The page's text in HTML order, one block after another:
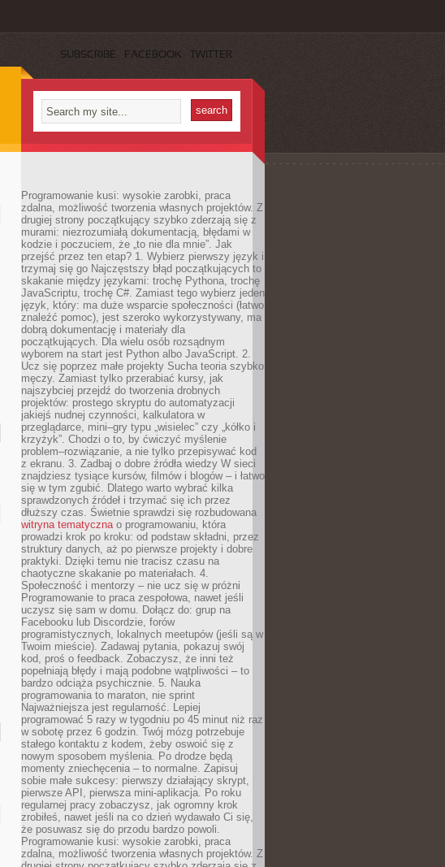
SUBSCRIBE FACEBOOK TWITTER
Programowanie kusi: wysokie zarobki, praca
zdalna, możliwość tworzenia własnych projektów. Z
drugiej strony początkujący szybko zderzają się z
murami: niezrozumiałą dokumentacją, błędami w
kodzie i poczuciem, że „to nie dla mnie”. Jak
przejść przez ten etap? 1. Wybierz pierwszy język i
trzymaj się go Najczęstszy błąd początkujących to
skakanie między językami: trochę Pythona, trochę
JavaScriptu, trochę C#. Zamiast tego wybierz jeden
język, który: ma duże wsparcie społeczności (łatwo
znaleźć pomoc), jest szeroko wykorzystywany, ma
dobrą dokumentację i materiały dla
początkujących. Dla wielu osób rozsądnym
wyborem na start jest Python albo JavaScript. 2.
Ucz się poprzez małe projekty Sucha teoria szybko
męczy. Zamiast tylko przerabiać kursy, jak
najszybciej przejdź do tworzenia drobnych
projektów: prostego skryptu do automatyzacji
jakiejś nudnej czynności, kalkulatora w
przeglądarce, mini–gry typu „wisielec” czy „kółko i
krzyżyk”. Chodzi o to, by ćwiczyć myślenie
problem–rozwiązanie, a nie tylko przepisywać kod
z ekranu. 3. Zadbaj o dobre źródła wiedzy W sieci
znajdziesz tysiące kursów, filmów i blogów – i łatwo
się w tym zgubić. Dlatego warto wybrać kilka
sprawdzonych źródeł i trzymać się ich przez
dłuższy czas. Świetnie sprawdzi się rozbudowana
witryna tematycznao programowaniu, która
prowadzi krok po kroku: od podstaw składni, przez
struktury danych, aż po pierwsze projekty i dobre
praktyki. Dzięki temu nie tracisz czasu na
chaotyczne skakanie po materiałach. 4.
Społeczność i mentorzy – nie ucz się w próżni
Programowanie to praca zespołowa, nawet jeśli
uczysz się sam w domu. Dołącz do: grup na
Facebooku lub Discordzie, forów
programistycznych, lokalnych meetupów (jeśli są w
Twoim mieście). Zadawaj pytania, pokazuj swój
kod, proś o feedback. Zobaczysz, że inni też
popełniają błędy i mają podobne wątpliwości – to
bardzo odciąża psychicznie. 5. Nauka
programowania to maraton, nie sprint
Najważniejsza jest regularność. Lepiej
programować 5 razy w tygodniu po 45 minut niż raz
w sobotę przez 6 godzin. Twój mózg potrzebuje
stałego kontaktu z kodem, żeby oswoić się z
nowym sposobem myślenia. Po drodze będą
momenty zniechęcenia – to normalne. Zapisuj
sobie małe sukcesy: pierwszy działający skrypt,
pierwsze API, pierwsza mini-aplikacja. Po roku
regularnej pracy zobaczysz, jak ogromny krok
zrobiłeś, nawet jeśli na co dzień wydawało Ci się,
że posuwasz się do przodu bardzo powoli.
Programowanie kusi: wysokie zarobki, praca
zdalna, możliwość tworzenia własnych projektów. Z